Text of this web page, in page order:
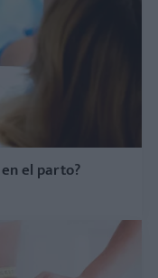
el parto?